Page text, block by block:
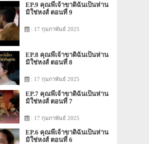
EP.9 คุณพี่เจ้าขาดิฉันเป็นห่าน
มิใช่หงส์ ตอนที่ 9
: 17 กุมภาพันธ์ 2025
EP.8 คุณพี่เจ้าขาดิฉันเป็นห่าน
มิใช่หงส์ ตอนที่ 8
: 17 กุมภาพันธ์ 2025
EP.7 คุณพี่เจ้าขาดิฉันเป็นห่าน
มิใช่หงส์ ตอนที่ 7
: 17 กุมภาพันธ์ 2025
EP.6 คุณพี่เจ้าขาดิฉันเป็นห่าน
มิใช่หงส์ ตอนที่ 6